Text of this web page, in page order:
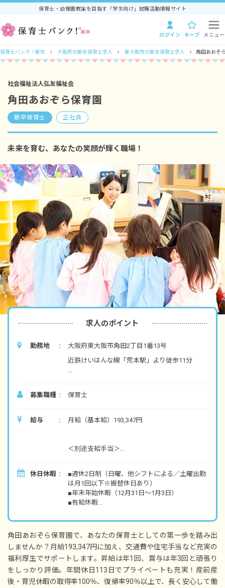
保育士・幼稚園教諭を目指す「学生向け」就職活動情報サイト
ログイン キープ メニュー
保育士バンク！新卒 大阪府の新卒保育士求人 東大阪市の新卒保育士求人 角田あおぞ
社会福祉法人弘友福祉会
角田あおぞら保育園
新卒保育士 正社員
未来を育む、あなたの笑顔が輝く職場！
求人のポイント
勤務地
大阪府東大阪市角田2丁目1番13号
近鉄けいはんな線「荒本駅」より徒歩11分
募集職種
保育士
給与 月給（基本給）193,347円
＜別途支給手当＞
■時間外手当
■昇給年1回（5月）
■賞与年3回（3月／7月／12月）昨年実績：計
※試用期間3カ月／同条件
休日休暇
■週休2日制（日曜、他シフトによる／土曜出勤
は月1回以下※振替休日あり）
■年末年始休暇（12月31日～1月3日）
■有給休暇
90％以上）
※年間休日113日（有休は別途付与）
※お子様の体調不良や行事による、遅刻・早
退・欠勤などの相談も柔軟に対応いたします。
角田あおぞら保育園で、あなたの保育士としての第一歩を踏み出
しませんか？月給193,347円に加え、交通費や住宅手当など充実の
福利厚生でサポートします。昇給は年1回、賞与は年3回と頑張り
をしっかり評価。年間休日113日でプライベートも充実！産前産
後・育児休暇の取得率100％、復帰率90％以上で、長く安心して働